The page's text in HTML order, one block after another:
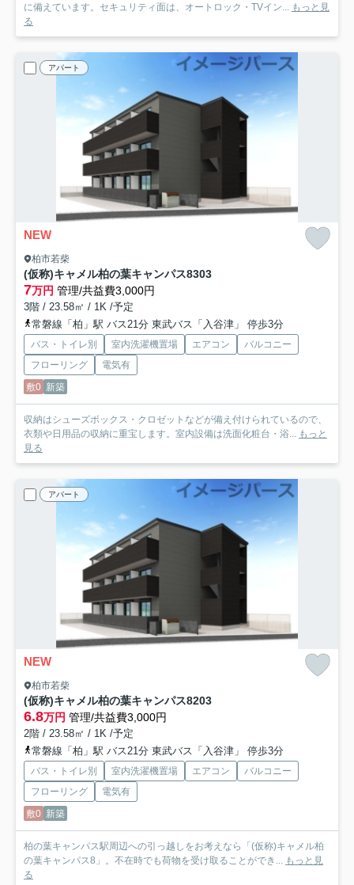
に備えています。セキュリティ面は、オートロック・TVイン... もっと見
る
アパート
NEW
柏市若柴
(仮称)キャメル柏の葉キャンパス8303
7万円 管理/共益費3,000円
3階 / 23.58㎡ / 1K /予定
常磐線「柏」駅 バス21分 東武バス「入谷津」 停歩3分
バス・トイレ別 室内洗濯機置場 エアコン
バルコニー
フローリング
電気有
敷0 新築
収納はシューズボックス・クロゼットなどが備え付けられているので、
衣類や日用品の収納に重宝します。室内設備は洗面化粧台・浴... もっと
見る
アパート
NEW
柏市若柴
(仮称)キャメル柏の葉キャンパス8203
6.8万円 管理/共益費3,000円
2階 / 23.58㎡ / 1K /予定
常磐線「柏」駅 バス21分 東武バス「入谷津」 停歩3分
バス・トイレ別 室内洗濯機置場 エアコン
バルコニー
フローリング
電気有
敷0 新築
柏の葉キャンパス駅周辺への引っ越しをお考えなら「(仮称)キャメル柏
の葉キャンパス8」。不在時でも荷物を受け取ることができ... もっと見
る